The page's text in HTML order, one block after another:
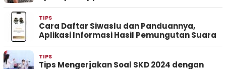
TIPS
Cara Daftar Siwaslu dan Panduannya,
Aplikasi Informasi Hasil Pemungutan Suara
TIPS
Tips Mengerjakan Soal SKD 2024 dengan